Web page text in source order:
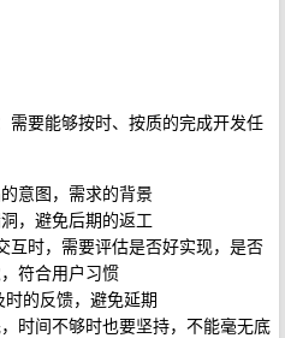
需要能够按时、按质的完成开发任
意图，需求的背景
，避免后期的返工
互时，需要评估是否好实现，是否
符合用户习惯
的反馈，避免延期
时间不够时也要坚持，不能毫无底